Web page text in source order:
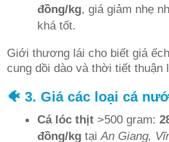
đồng/kg, giá giảm nhẹ
khá tốt.
Giới thương lái cho biết giá
cung dồi dào và thời tiết thuận
🐠 3. Giá các loại cá
Cá lóc thịt>500 gram:
đồng/kgtạiAn Giang,